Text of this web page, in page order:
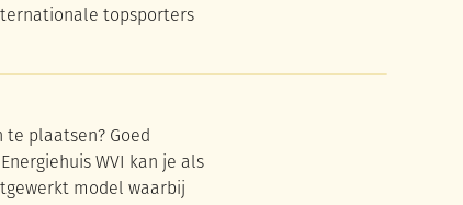
topsporters
plaatsen? Goed
WVI kan je als
model waarbij